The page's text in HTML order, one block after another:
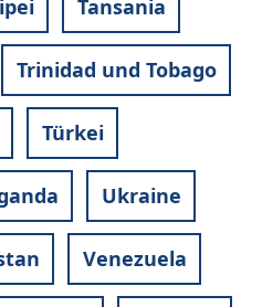
Tansania
Trinidad und Tobago
Türkei
Ukraine
Venezuela